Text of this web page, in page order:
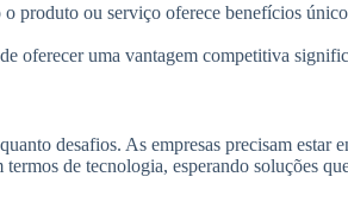
produto ou serviço oferece benefícios
oferecer uma vantagem competitiva
desafios. As empresas precisam estar
de tecnologia, esperando soluções